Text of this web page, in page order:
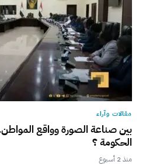
مقالات وآراء
بين صناعة الصورة وواقع
الحكومة ؟
منذ 2 أسبوع